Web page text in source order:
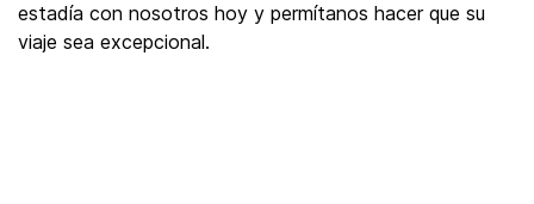
estadía con nosotros hoy y permítanos hacer que su
viaje sea excepcional.